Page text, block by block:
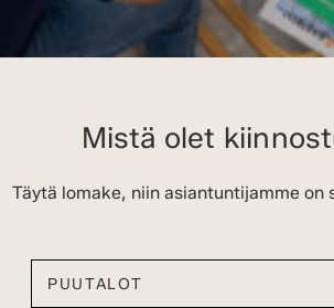
Mistä olet
Täytä lomake, niin asiantuntijamme on